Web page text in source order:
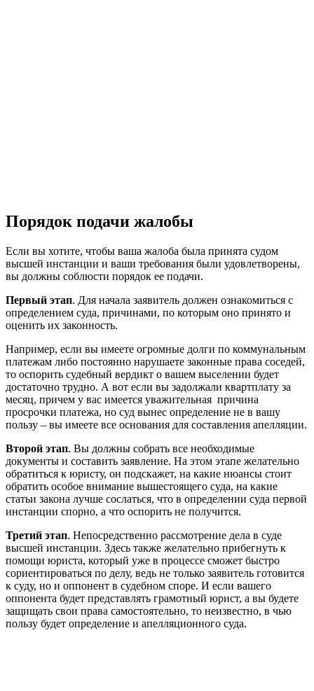
Порядок подачи жалобы
Если вы хотите, чтобы ваша жалоба была принята судом
высшей инстанции и ваши требования были удовлетворены,
вы должны соблюсти порядок ее подачи.
Первый этап. Для начала заявитель должен ознакомиться с
определением суда, причинами, по которым оно принято и
оценить их законность.
Например, если вы имеете огромные долги по коммунальным
платежам либо постоянно нарушаете законные права соседей,
то оспорить судебный вердикт о вашем выселении будет
достаточно трудно. А вот если вы задолжали квартплату за
месяц, причем у вас имеется уважительная причина
просрочки платежа, но суд вынес определение не в вашу
пользу – вы имеете все основания для составления апелляции.
Второй этап. Вы должны собрать все необходимые
документы и составить заявление. На этом этапе желательно
обратиться к юристу, он подскажет, на какие нюансы стоит
обратить особое внимание вышестоящего суда, на какие
статьи закона лучше сослаться, что в определении суда первой
инстанции спорно, а что оспорить не получится.
Третий этап. Непосредственно рассмотрение дела в суде
высшей инстанции. Здесь также желательно прибегнуть к
помощи юриста, который уже в процессе сможет быстро
сориентироваться по делу, ведь не только заявитель готовится
к суду, но и оппонент в судебном споре. И если вашего
оппонента будет представлять грамотный юрист, а вы будете
защищать свои права самостоятельно, то неизвестно, в чью
пользу будет определение и апелляционного суда.